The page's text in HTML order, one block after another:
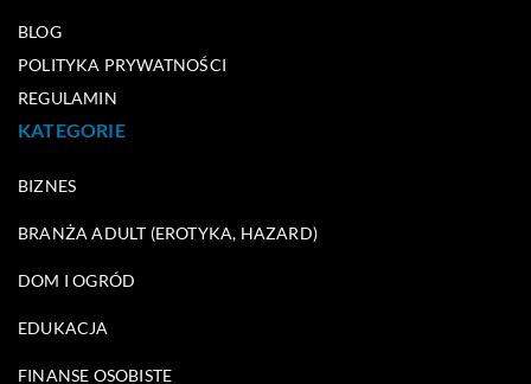
BLOG
POLITYKA PRYWATNOŚCI
REGULAMIN
KATEGORIE
BIZNES
BRANŻA ADULT (EROTYKA, HAZARD)
DOM I OGRÓD
EDUKACJA
FINANSE OSOBISTE